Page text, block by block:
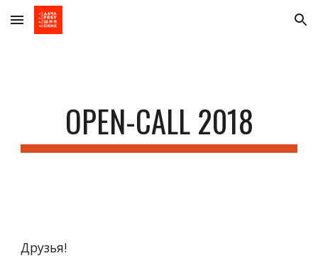
Skip to main content Skip to navigation
OPEN-CALL 2018
Друзья!